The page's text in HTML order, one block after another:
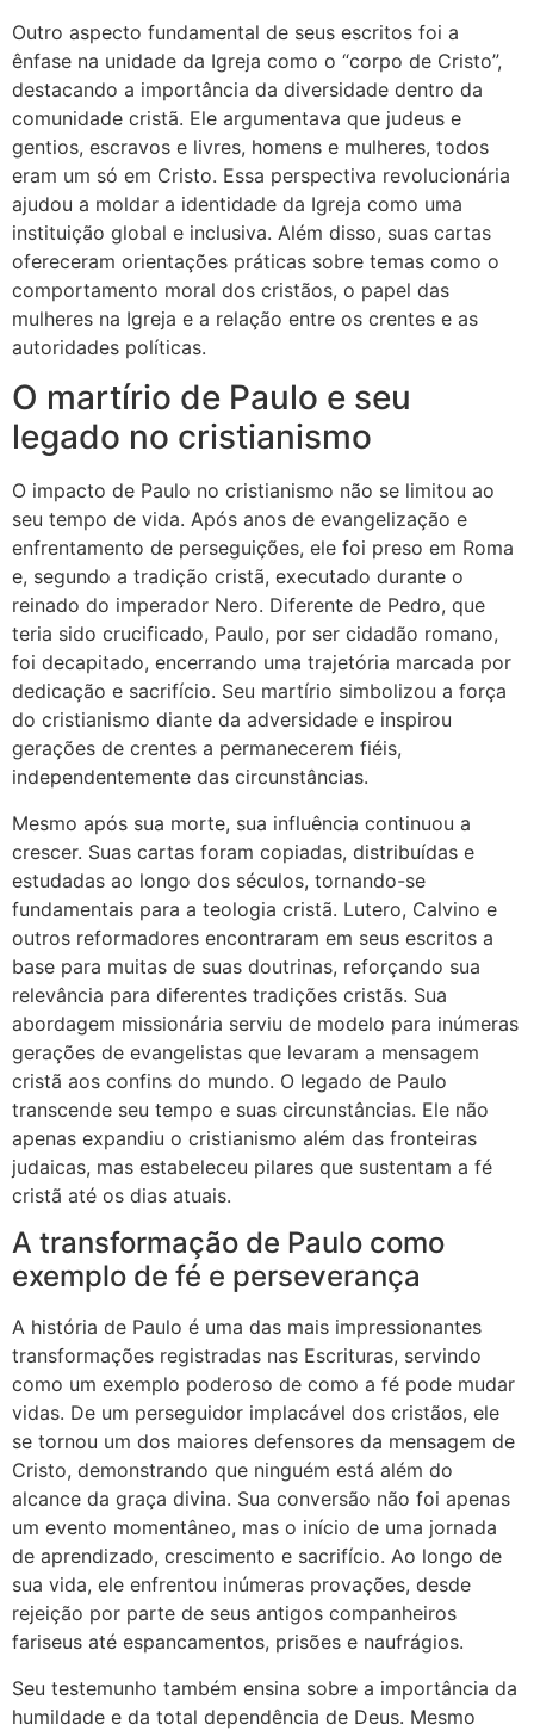
Outro aspecto fundamental de seus escritos foi a
ênfase na unidade da Igreja como o “corpo de Cristo”,
destacando a importância da diversidade dentro da
comunidade cristã. Ele argumentava que judeus e
gentios, escravos e livres, homens e mulheres, todos
eram um só em Cristo. Essa perspectiva revolucionária
ajudou a moldar a identidade da Igreja como uma
instituição global e inclusiva. Além disso, suas cartas
ofereceram orientações práticas sobre temas como o
comportamento moral dos cristãos, o papel das
mulheres na Igreja e a relação entre os crentes e as
autoridades políticas.
O martírio de Paulo e seu
legado no cristianismo
O impacto de Paulo no cristianismo não se limitou ao
seu tempo de vida. Após anos de evangelização e
enfrentamento de perseguições, ele foi preso em Roma
e, segundo a tradição cristã, executado durante o
reinado do imperador Nero. Diferente de Pedro, que
teria sido crucificado, Paulo, por ser cidadão romano,
foi decapitado, encerrando uma trajetória marcada por
dedicação e sacrifício. Seu martírio simbolizou a força
do cristianismo diante da adversidade e inspirou
gerações de crentes a permanecerem fiéis,
independentemente das circunstâncias.
Mesmo após sua morte, sua influência continuou a
crescer. Suas cartas foram copiadas, distribuídas e
estudadas ao longo dos séculos, tornando-se
fundamentais para a teologia cristã. Lutero, Calvino e
outros reformadores encontraram em seus escritos a
base para muitas de suas doutrinas, reforçando sua
relevância para diferentes tradições cristãs. Sua
abordagem missionária serviu de modelo para inúmeras
gerações de evangelistas que levaram a mensagem
cristã aos confins do mundo. O legado de Paulo
transcende seu tempo e suas circunstâncias. Ele não
apenas expandiu o cristianismo além das fronteiras
judaicas, mas estabeleceu pilares que sustentam a fé
cristã até os dias atuais.
A transformação de Paulo como
exemplo de fé e perseverança
A história de Paulo é uma das mais impressionantes
transformações registradas nas Escrituras, servindo
como um exemplo poderoso de como a fé pode mudar
vidas. De um perseguidor implacável dos cristãos, ele
se tornou um dos maiores defensores da mensagem de
Cristo, demonstrando que ninguém está além do
alcance da graça divina. Sua conversão não foi apenas
um evento momentâneo, mas o início de uma jornada
de aprendizado, crescimento e sacrifício. Ao longo de
sua vida, ele enfrentou inúmeras provações, desde
rejeição por parte de seus antigos companheiros
fariseus até espancamentos, prisões e naufrágios.
Seu testemunho também ensina sobre a importância da
humildade e da total dependência de Deus. Mesmo